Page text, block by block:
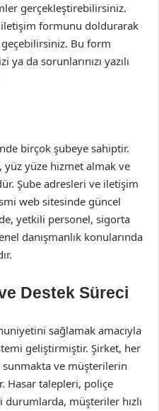
gerçekleştirebilirsiniz.
iletişim formunu doldurarak
Bu form
ya da sorunlarınızı yazılı
birçok şubeye sahiptir.
yüze hizmet almak ve
Şube adresleri ve iletişim
web sitesinde güncel
yetkili personel, sigorta
danışmanlık konularında
Destek Süreci
sağlamak amacıyla
geliştirmiştir. Şirket, her
ve müşterilerin
Hasar talepleri, poliçe
müşteriler hızlı